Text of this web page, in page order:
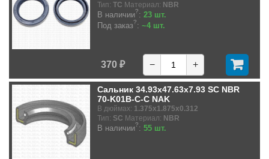
Тип: TC Материал: NBR
В наличии?: 23 шт.
Под заказ?: ~4 шт.
370 ₽ − +
Сальник 34.93x47.63x7.93 SC NBR
70-K01B-C-C NAK
В дюймах: 1.375x1.875x0.312
Тип: SC Материал: NBR
В наличии?: 55 шт.